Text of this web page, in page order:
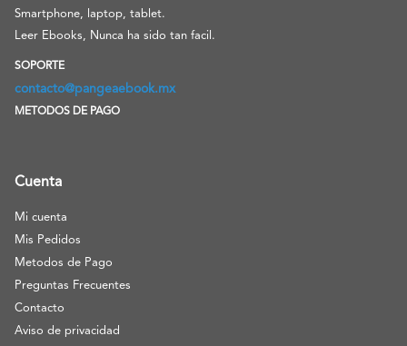
Smartphone, laptop, tablet.
Leer Ebooks, Nunca ha sido tan facil.
SOPORTE
contacto@pangeaebook.mx
METODOS DE PAGO
Cuenta
Mi cuenta
Mis Pedidos
Metodos de Pago
Preguntas Frecuentes
Contacto
Aviso de privacidad